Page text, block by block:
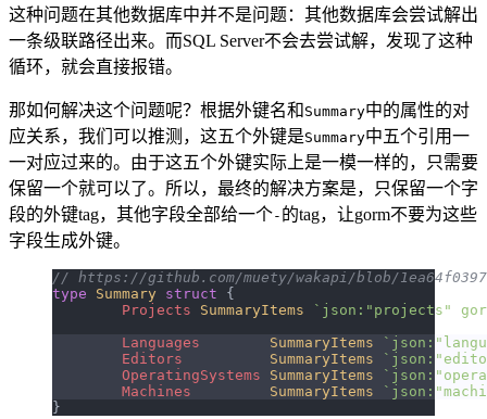
这种问题在其他数据库中并不是问题：其他数据库会尝试解出
一条级联路径出来。而SQL Server不会去尝试解，发现了这种
循环，就会直接报错。
那如何解决这个问题呢？根据外键名和 Summary中的属性的对
应关系，我们可以推测，这五个外键是Summary中五个引用一
一对应过来的。由于这五个外键实际上是一模一样的，只需要
保留一个就可以了。所以，最终的解决方案是，只保留一个字
段的外键tag，其他字段全部给一个- 的tag，让gorm不要为这些
字段生成外键。
// https://github.com/muety/wakapi/blob/
type Summary struct {
	Projects
SummaryItems `json:"projects"
	Languages
        SummaryItems
	Editors
          SummaryItems
	OperatingSystems
SummaryItems
	Machines
         SummaryItems
}